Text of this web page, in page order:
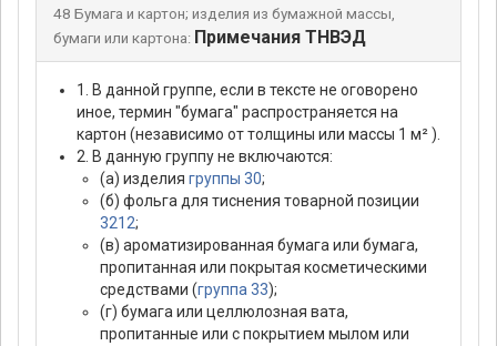
48 Бумага и картон; изделия из бумажной массы,
бумаги или картона: Примечания ТНВЭД
1. В данной группе, если в тексте не оговорено
иное, термин "бумага" распространяется на
картон (независимо от толщины или массы 1 м² ).
2. В данную группу не включаются:
(а) изделия группы 30;
(б) фольга для тиснения товарной позиции
3212;
(в) ароматизированная бумага или бумага,
пропитанная или покрытая косметическими
средствами (группа 33);
(г) бумага или целлюлозная вата,
пропитанные или с покрытием мылом или